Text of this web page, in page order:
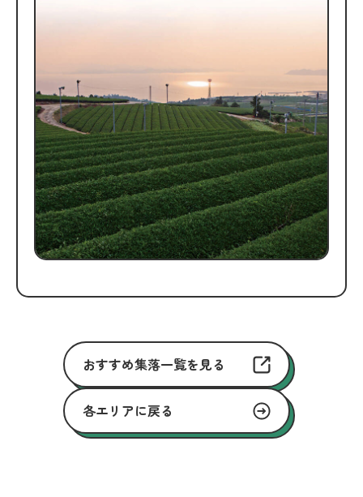
おすすめ集落一覧を見る
各エリアに戻る